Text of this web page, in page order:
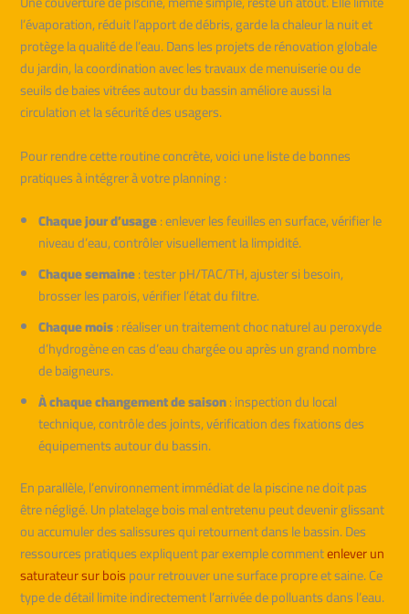
l’évaporation, réduit l’apport de débris, garde la chaleur la nuit et
protège la qualité de l’eau. Dans les projets de rénovation globale
du jardin, la coordination avec les travaux de menuiserie ou de
seuils de baies vitrées autour du bassin améliore aussi la
circulation et la sécurité des usagers.
Pour rendre cette routine concrète, voici une liste de bonnes
pratiques à intégrer à votre planning :
Chaque jour d’usage: enlever les feuilles en surface, vérifier le
niveau d’eau, contrôler visuellement la limpidité.
Chaque semaine: tester pH/TAC/TH, ajuster si besoin,
brosser les parois, vérifier l’état du filtre.
Chaque mois: réaliser un traitement choc naturel au peroxyde
d’hydrogène en cas d’eau chargée ou après un grand nombre
de baigneurs.
À chaque changement de saison: inspection du local
technique, contrôle des joints, vérification des fixations des
équipements autour du bassin.
En parallèle, l’environnement immédiat de la piscine ne doit pas
être négligé. Un platelage bois mal entretenu peut devenir glissant
ou accumuler des salissures qui retournent dans le bassin. Des
ressources pratiques expliquent par exemple commentenlever un
saturateur sur boispour retrouver une surface propre et saine. Ce
type de détail limite indirectement l’arrivée de polluants dans l’eau.